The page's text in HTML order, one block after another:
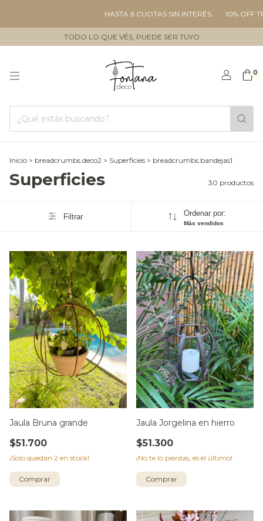
HASTA 6 CUOTAS SIN INTERÉS 10% OFF
TODO LO QUE VÉS, PUEDE SER TUYO
0
Inicio > breadcrumbs.deco2 > Superficies > breadcrumbs.bandejas1
Superficies 30 productos
Filtrar Ordenar por:
Más vendidos
Jaula Bruna grande
$51.700
¡Solo quedan 2 en stock!
Jaula Jorgelina en hierro
$51.300
¡No te lo pierdas, es el último!